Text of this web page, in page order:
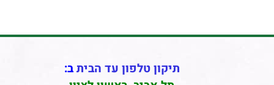
תיקון טלפון עד הביתב: